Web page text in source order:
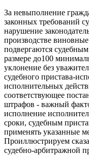
За невыполнение
законных требований
нарушение
производстве
подвергаются
размере до100
уклонение без
судебного пристава-
исполнительных
соответствующее
штрафов - важный
исполнение
сроки, судебным
применять указанные
Проиллюстрируем
судебно-арбитражной